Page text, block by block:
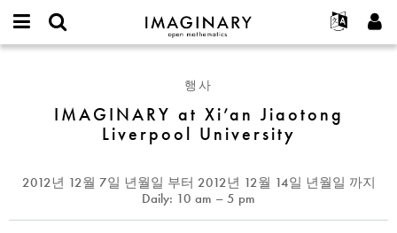
IMAGINARY
open
Français
Deutsch
한국어
Türkçe
Programs
Galleries
Hands-On
Texts
프로젝트
참가하기
연락처
username
가입하기
새로운 비밀번호 요청하기
Xi’an
University
행사
IMAGINARY at Xi’an Jiaotong
Liverpool University
2012년 12월 7일 년월일 부터 2012년 12월 14일 년월일 까지
Daily: 10 am – 5 pm